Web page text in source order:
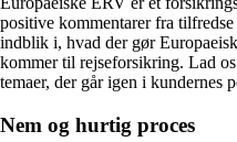
positive kommentarer fra
indblik i, hvad der gør
kommer til rejseforsikring. Lad
temaer, der går igen i kundernes
Nem og hurtig proces